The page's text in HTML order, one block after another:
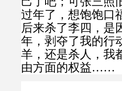
过年了，想饱饱口
后来杀了李四，是
年，剥夺了我的
羊，还是杀人，我
由方面的权益……